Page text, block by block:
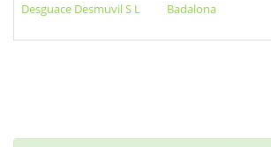
Desguace Desmuvil S L
Badalona